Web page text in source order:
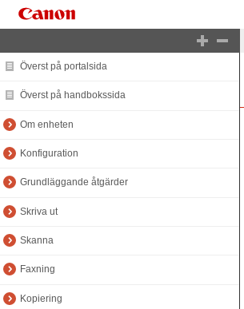
Överst på portalsida
Överst på handbokssida
Om enheten
Konfiguration
Grundläggande åtgärder
Skriva ut
Skanna
Faxning
Kopiering